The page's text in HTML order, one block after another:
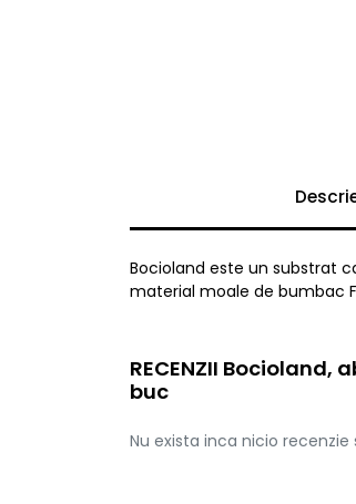
Bocioland este un substrat
material moale de bumbac
RECENZII Bocioland,
buc
Nu exista inca nicio recenzie